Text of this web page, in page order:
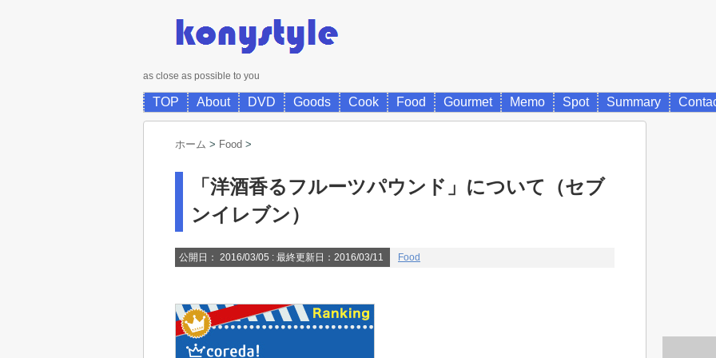
as close as possible to you
TOP About DVD Goods Cook Food Gourmet Memo Spot Summary
ホーム > Food >
「洋酒香るフルーツパウンド」について（セブ
ンイレブン）
公開日： 2016/03/05 : 最終更新日：2016/03/11 Food